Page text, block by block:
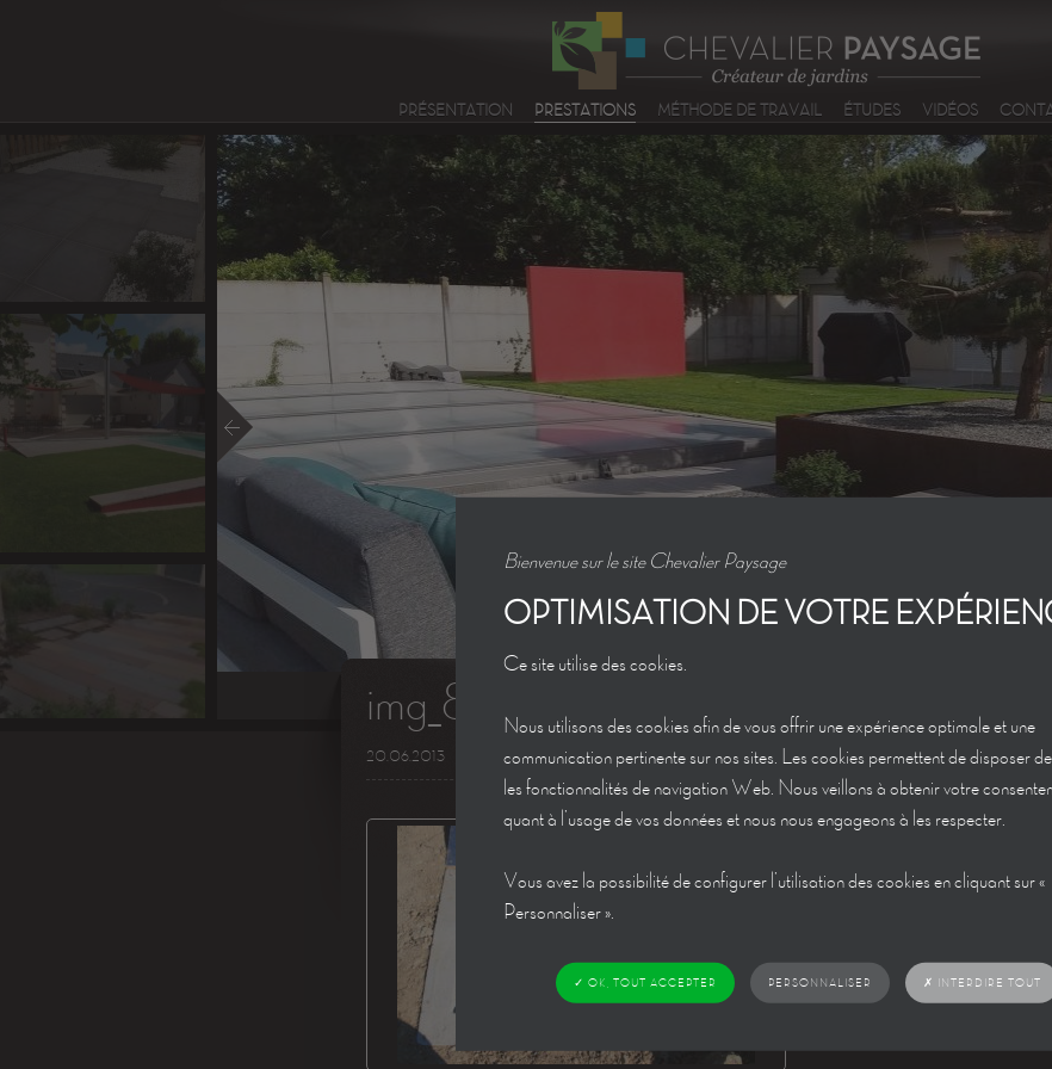
PRÉSENTATION PRESTATIONS MÉTHODE DE TRAVAIL ÉTUDES VIDÉOS
img_8247
20.06.2013
Bienvenue sur le site Chevalier Paysage
OPTIMISATION DE VOTRE
Ce site utilise des cookies.
Nous utilisons des cookies afin de vous offrir une expérience optimale et une
communication pertinente sur nos sites. Les cookies permettent de disposer
les fonctionnalités de navigation Web. Nous veillons à obtenir votre
quant à l’usage de vos données et nous nous engageons à les respecter.
Vous avez la possibilité de configurer l’utilisation des cookies en cliquant sur «
Personnaliser ».
✓ OK, TOUT ACCEPTER PERSONNALISER ✗ INTERDIRE TOUT